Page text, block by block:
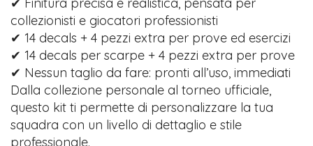
collezionisti e giocatori professionisti
✔ 14 decals + 4 pezzi extra per prove ed esercizi
✔ 14 decals per scarpe + 4 pezzi extra per prove
✔ Nessun taglio da fare: pronti all’uso, immediati
Dalla collezione personale al torneo ufficiale,
questo kit ti permette di personalizzare la tua
squadra con un livello di dettaglio e stile
professionale.